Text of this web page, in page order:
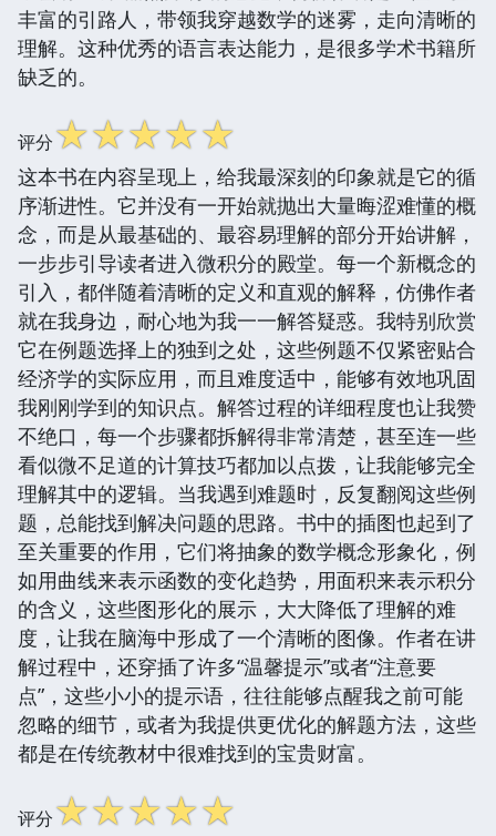
丰富的引路人，带领我穿越数学的迷雾，走向清晰的
理解。这种优秀的语言表达能力，是很多学术书籍所
缺乏的。
评分☆☆☆☆☆
这本书在内容呈现上，给我最深刻的印象就是它的循
序渐进性。它并没有一开始就抛出大量晦涩难懂的概
念，而是从最基础的、最容易理解的部分开始讲解，
一步步引导读者进入微积分的殿堂。每一个新概念的
引入，都伴随着清晰的定义和直观的解释，仿佛作者
就在我身边，耐心地为我一一解答疑惑。我特别欣赏
它在例题选择上的独到之处，这些例题不仅紧密贴合
经济学的实际应用，而且难度适中，能够有效地巩固
我刚刚学到的知识点。解答过程的详细程度也让我赞
不绝口，每一个步骤都拆解得非常清楚，甚至连一些
看似微不足道的计算技巧都加以点拨，让我能够完全
理解其中的逻辑。当我遇到难题时，反复翻阅这些例
题，总能找到解决问题的思路。书中的插图也起到了
至关重要的作用，它们将抽象的数学概念形象化，例
如用曲线来表示函数的变化趋势，用面积来表示积分
的含义，这些图形化的展示，大大降低了理解的难
度，让我在脑海中形成了一个清晰的图像。作者在讲
解过程中，还穿插了许多“温馨提示”或者“注意要
点”，这些小小的提示语，往往能够点醒我之前可能
忽略的细节，或者为我提供更优化的解题方法，这些
都是在传统教材中很难找到的宝贵财富。
评分☆☆☆☆☆